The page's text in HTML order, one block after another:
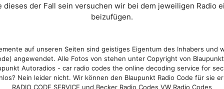
der Fall sein versuchen wir bei dem jeweiligen Radio
beizufügen.
auf unseren Seiten sind geistiges Eigentum des Inhabers und
angewendet. Alle Fotos von stehen unter Copyright von
Autoradios - car radio codes the online decoding service for
Nein leider nicht. Wir können den Blaupunkt Radio Code für sie
RADIO CODE SERVICE und Becker Radio Codes VW Radio Codes